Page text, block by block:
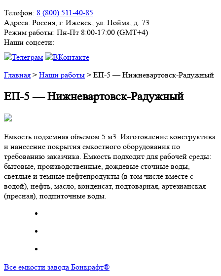
Телефон: 8 (800) 511-40-85
Адреса: Россия, г. Ижевск, ул. Пойма, д. 73
Режим работы: Пн-Пт 8:00-17:00 (GMT+4)
Наши соцсети:
Главная > Наши работы > ЕП-5 — Нижневартовск-Радужный
ЕП-5 — Нижневартовск-Радужный
Емкость подземная объемом 5 м3. Изготовление конструктива
и нанесение покрытия емкостного оборудования по
требованию заказчика. Емкость подходит для рабочей среды:
бытовые, производственные, дождевые сточные воды,
светлые и темные нефтепродукты (в том числе вместе с
водой), нефть, масло, конденсат, подтоварная, артезианская
(пресная), подпиточные воды.
Все емкости завода Бонкрафт®